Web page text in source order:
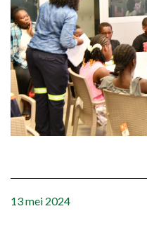
13 mei 2024